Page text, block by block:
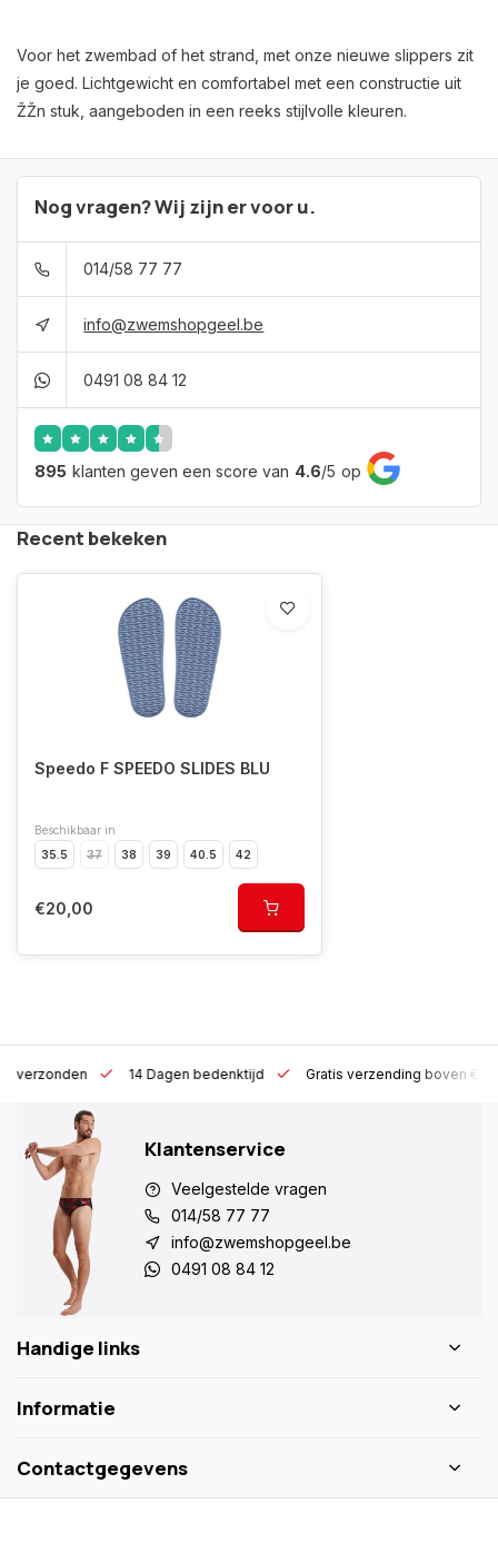
Voor het zwembad of het strand, met onze nieuwe slippers zit
je goed. Lichtgewicht en comfortabel met een constructie uit
ŽŽn stuk, aangeboden in een reeks stijlvolle kleuren.
Nog vragen? Wij zijn er voor u.
014/58 77 77
info@zwemshopgeel.be
0491 08 84 12
895 klanten geven een score van 4.6/5 op
Recent bekeken
Speedo F SPEEDO SLIDES BLU
Beschikbaar in
35.5
37 38 39 40.5 42
€20,00
h verzonden 14 Dagen bedenktijd Gratis verzending boven
Klantenservice
Veelgestelde vragen
014/58 77 77
info@zwemshopgeel.be
0491 08 84 12
Handige links
Informatie
Contactgegevens